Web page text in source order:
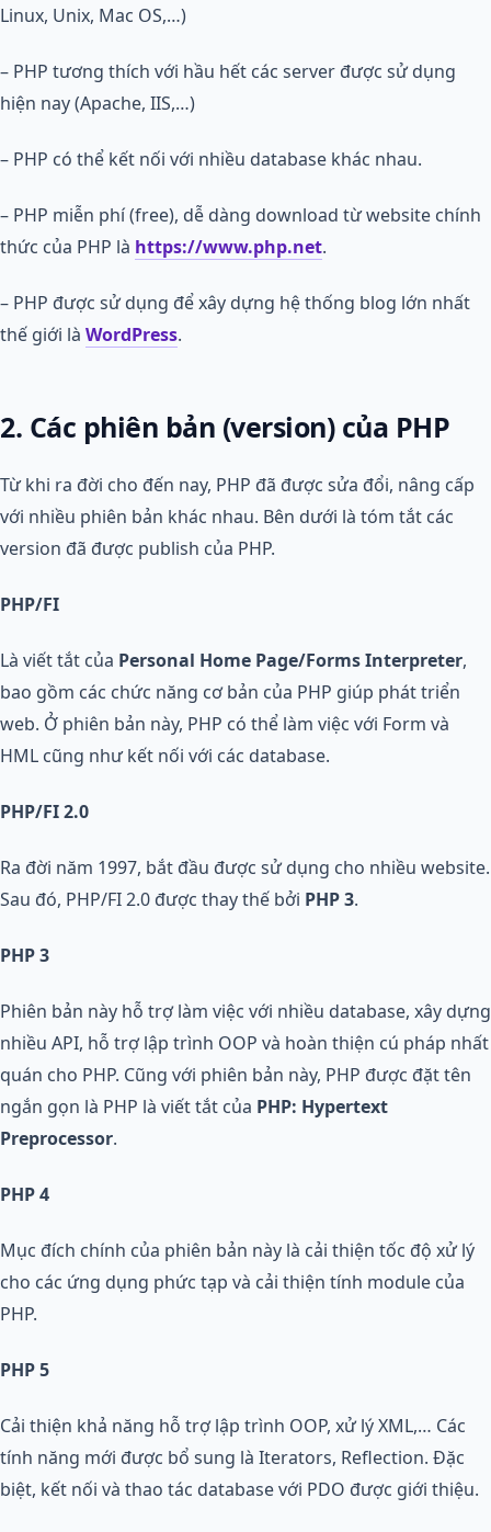
Linux, Unix, Mac OS,…)
– PHP tương thích với hầu hết các server được sử dụng
hiện nay (Apache, IIS,…)
– PHP có thể kết nối với nhiều database khác nhau.
– PHP miễn phí (free), dễ dàng download từ website chính
thức của PHP là https://www.php.net.
– PHP được sử dụng để xây dựng hệ thống blog lớn nhất
thế giới là WordPress.
2. Các phiên bản (version) của PHP
Từ khi ra đời cho đến nay, PHP đã được sửa đổi, nâng cấp
với nhiều phiên bản khác nhau. Bên dưới là tóm tắt các
version đã được publish của PHP.
PHP/FI
Là viết tắt của Personal Home Page/Forms Interpreter,
bao gồm các chức năng cơ bản của PHP giúp phát triển
web. Ở phiên bản này, PHP có thể làm việc với Form và
HML cũng như kết nối với các database.
PHP/FI 2.0
Ra đời năm 1997, bắt đầu được sử dụng cho nhiều website.
Sau đó, PHP/FI 2.0 được thay thế bởi PHP 3.
PHP 3
Phiên bản này hỗ trợ làm việc với nhiều database, xây dựng
nhiều API, hỗ trợ lập trình OOP và hoàn thiện cú pháp nhất
quán cho PHP. Cũng với phiên bản này, PHP được đặt tên
ngắn gọn là PHP là viết tắt của PHP: Hypertext
Preprocessor.
PHP 4
Mục đích chính của phiên bản này là cải thiện tốc độ xử lý
cho các ứng dụng phức tạp và cải thiện tính module của
PHP.
PHP 5
Cải thiện khả năng hỗ trợ lập trình OOP, xử lý XML,… Các
tính năng mới được bổ sung là Iterators, Reflection. Đặc
biệt, kết nối và thao tác database với PDO được giới thiệu.